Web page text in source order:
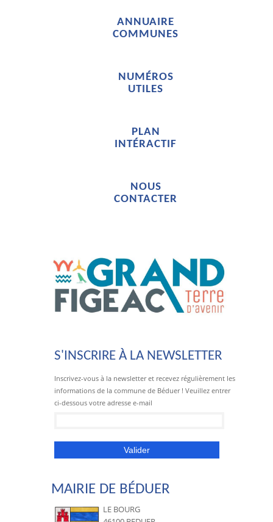
ANNUAIRE
COMMUNES
NUMÉROS
UTILES
PLAN
INTÉRACTIF
NOUS
CONTACTER
S'INSCRIRE À LA NEWSLETTER
Inscrivez-vous à la newsletter et recevez régulièrement les
informations de la commune de Béduer ! Veuillez entrer
ci-dessous votre adresse e-mail
MAIRIE DE BÉDUER
LE BOURG